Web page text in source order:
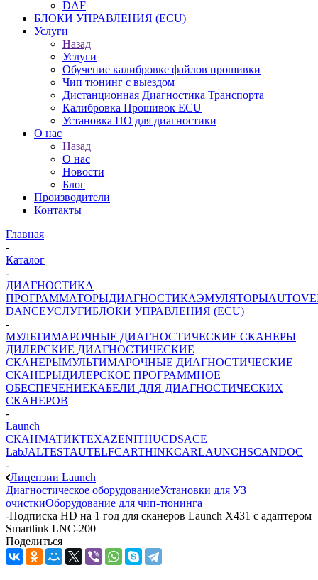
DAF
БЛОКИ УПРАВЛЕНИЯ (ECU)
Услуги
Назад
Услуги
Обучение калибровке файлов прошивки
Чип тюнинг с выездом
Дистанционная Диагностика Транспорта
Калибровка Прошивок ECU
Установка ПО для диагностики
О нас
Назад
О нас
Новости
Блог
Производители
Контакты
Главная
-
Каталог
-
ДИАГНОСТИКА
ПРОГРАММАТОРЫДИАГНОСТИКАЭМУЛЯТОРЫ
DANCEУСЛУГИБЛОКИ УПРАВЛЕНИЯ (ECU)
-
МУЛЬТИМАРОЧНЫЕ ДИАГНОСТИЧЕСКИЕ СКАНЕРЫ
ДИЛЕРСКИЕ ДИАГНОСТИЧЕСКИЕ
СКАНЕРЫМУЛЬТИМАРОЧНЫЕ ДИАГНОСТИЧЕСКИЕ
СКАНЕРЫДИЛЕРСКОЕ ПРОГРАММНОЕ
ОБЕСПЕЧЕНИЕКАБЕЛИ ДЛЯ ДИАГНОСТИЧЕСКИХ
СКАНЕРОВ
-
Launch
СКАНМАТИКTEXAZENITHUCDSACE
LabJALTESTAUTELFCARTHINKCARLAUNCHSCANDOC
-
Лицензии Launch
Диагностическое оборудованиеУстановки для УЗ
очисткиОборудование для чип-тюнинга
-Подписка HD на 1 год для сканеров Launch X431 с адаптером
Smartlink LNC-200
Поделиться